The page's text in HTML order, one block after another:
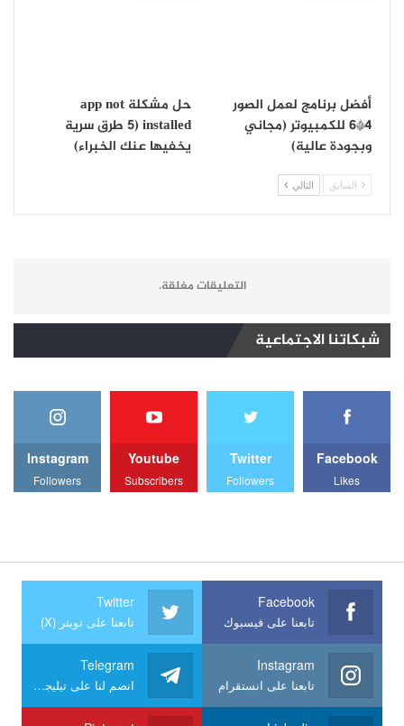
أفضل برنامج لعمل الصور
4*6 للكمبيوتر (مجاني
وبجودة عالية)
حل مشكلة app not
installed (5 طرق سرية
يخفيها عنك الخبراء)
السابق التالي
التعليقات مغلقة.
شبكاتنا الاجتماعية
Facebook
Likes
Twitter
Followers
Youtube
Subscribers
Instagram
Followers
Facebook
تابعنا على فيسبوك
Twitter
تابعنا على تويتر (X)
Instagram
تابعنا على انستقرام
Telegram
انضم لنا على تيليجرام